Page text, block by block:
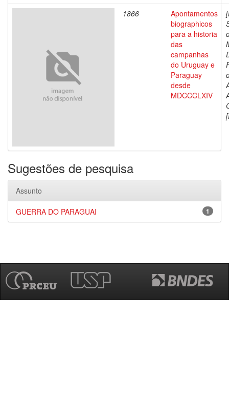
1866
Apontamentos
biographicos
para a historia
das
campanhas
do Uruguay e
Paraguay
desde
MDCCCLXIV
Sugestões de pesquisa
Assunto
1
GUERRA DO PARAGUAI